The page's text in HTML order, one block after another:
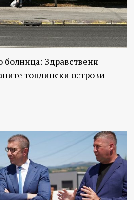
Здравствени
топлински острови